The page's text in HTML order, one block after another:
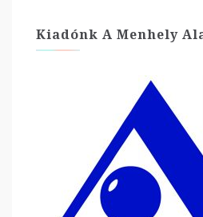
Kiadónk A Menhely